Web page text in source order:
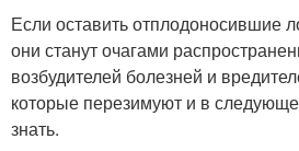
Если оставить отплодоносившие
они станут очагами
возбудителей болезней и
которые перезимуют и в
знать.